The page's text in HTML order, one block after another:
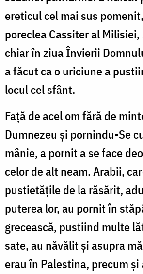
ereticul cel mai sus
poreclea Cassiter al
chiar în ziua Învierii
a făcut ca o uriciune a
locul cel sfânt.
Față de acel om fără de
Dumnezeu și pornindu-Se
mânie, a pornit a se face
celor de alt neam. Arabii,
pustietățile de la răsărit,
puterea lor, au pornit în
grecească, pustiind multe
sate, au năvălit și asupra
erau în Palestina, precum și